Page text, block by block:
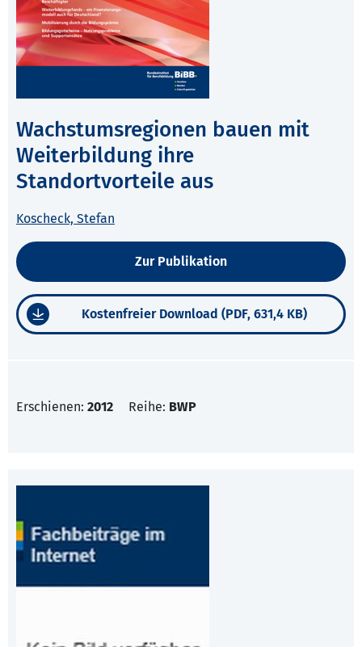
Wachstumsregionen bauen mit
Weiterbildung ihre
Standortvorteile aus
Koscheck, Stefan
Zur Publikation
Kostenfreier Download (PDF, 631,4 KB)
Erschienen: 2012 Reihe: BWP